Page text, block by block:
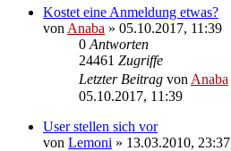
Kostet eine Anmeldung etwas?
von Anaba » 05.10.2017, 11:39
0 Antworten
24461 Zugriffe
Letzter Beitrag von Anaba
05.10.2017, 11:39
User stellen sich vor
von Lemoni » 13.03.2010, 23:37